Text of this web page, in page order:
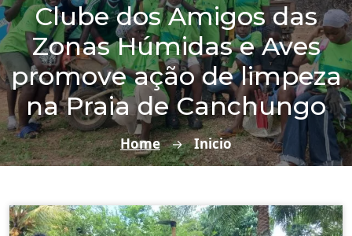
Clube dos Amigos das
Zonas Húmidas e Aves
promove ação de limpeza
na Praia de Canchungo
Home → Inicio